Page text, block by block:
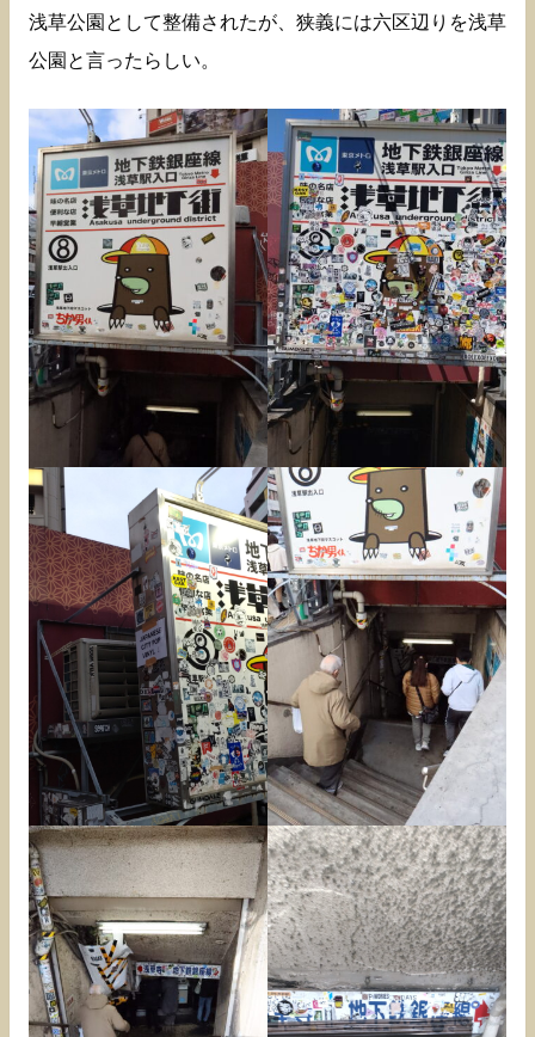
浅草公園として整備されたが、狭義には六区辺りを浅草
公園と言ったらしい。